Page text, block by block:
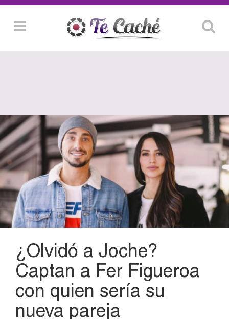
¿Olvidó a Joche?
Captan a Fer Figueroa
con quien sería su
nueva pareja